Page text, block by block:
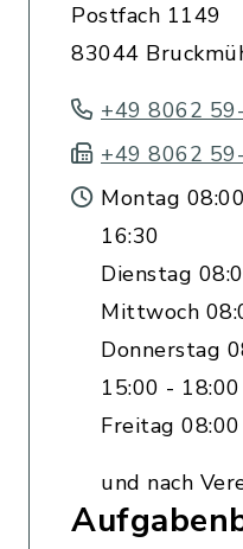
Postfach 1149
83044
+49 8062
+49 8062
Montag
16:30
Dienstag
Mittwoch
Donnerstag
15:00 - 18:00
Freitag
und nach